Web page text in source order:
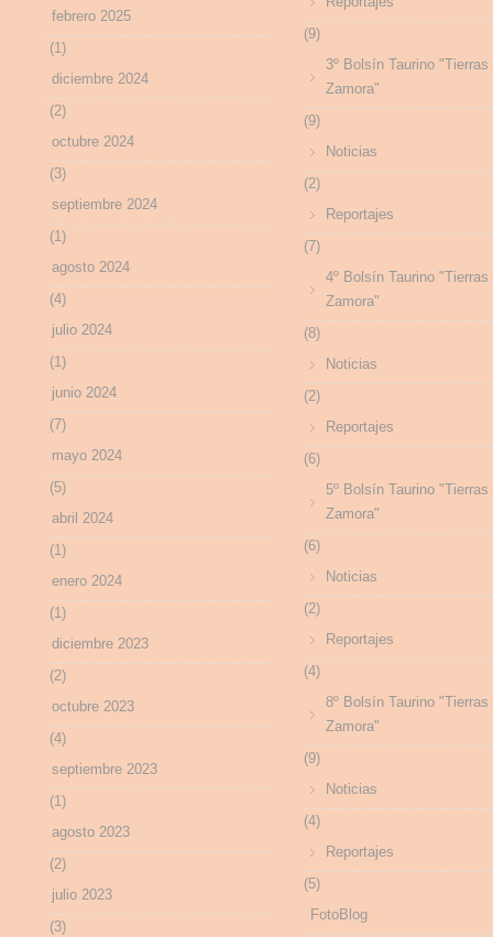
febrero 2025
(1)
diciembre 2024
(2)
octubre 2024
(3)
septiembre 2024
(1)
agosto 2024
(4)
julio 2024
(1)
junio 2024
(7)
mayo 2024
(5)
abril 2024
(1)
enero 2024
(1)
diciembre 2023
(2)
octubre 2023
(4)
septiembre 2023
(1)
agosto 2023
(2)
julio 2023
(3)
(9)
3º Bolsín Taurino "Tierras
Zamora"
(9)
Noticias
(2)
Reportajes
(7)
4º Bolsín Taurino "Tierras
Zamora"
(8)
Noticias
(2)
Reportajes
(6)
5º Bolsín Taurino "Tierras
Zamora"
(6)
Noticias
(2)
Reportajes
(4)
8º Bolsín Taurino "Tierras
Zamora"
(9)
Noticias
(4)
Reportajes
(5)
FotoBlog